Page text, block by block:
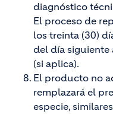
diagnóstico
El proceso de
los treinta (30)
del día siguiente
(si aplica).
El producto no
remplazará el
especie,